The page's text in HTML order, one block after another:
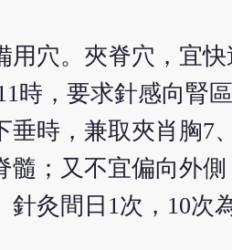
穴。夾脊穴，宜
時，要求針感向腎
時，兼取夾肖胸7
；又不宜偏向外
灸間日1次，10次